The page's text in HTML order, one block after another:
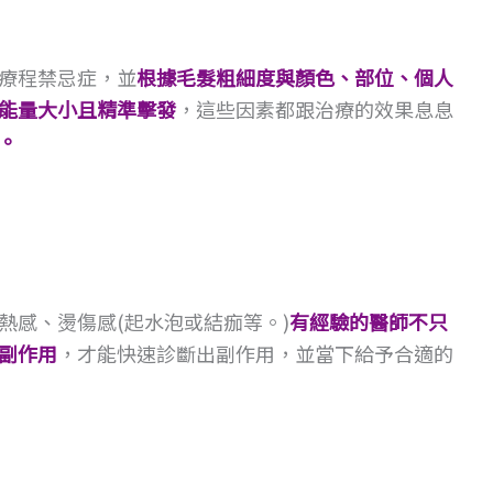
程禁忌症，並根據毛髮粗細度與顏色、部位、個人
量大小且精準擊發，這些因素都跟治療的效果息息
感、燙傷感(起水泡或結痂等。)有經驗的醫師不只
作用 ，才能快速診斷出副作用，並當下給予合適的